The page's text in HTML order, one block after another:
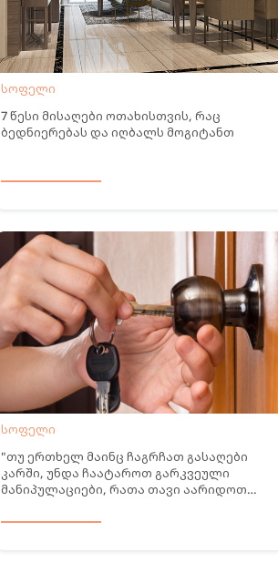
სოფელი
7 წესი მისაღები ოთახისთვის, რაც
ბედნიერებას და იღბალს მოგიტანთ
სოფელი
"თუ ერთხელ მაინც ჩაგრჩათ გასაღები
კარში, უნდა ჩაატაროთ გარკვეული
მანიპულაციები, რათა თავი აარიდოთ
უარყოფითი ენერგიებისგან